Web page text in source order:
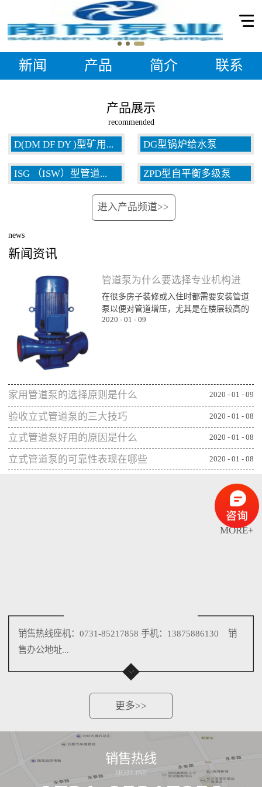
新闻 产品 简介 联系
产品展示
recommended
D(DM DF DY )型矿用... DG型锅炉给水泵
ISG （ISW）型管道... ZPD型自平衡多级泵
进入产品频道>>
news
新闻资讯
MORE+
管道泵为什么要选择专业机构进
行购买
在很多房子装修或入住时都需要安装管道
泵以便对管道增压，尤其是在楼层较高的
楼层为了能顺利用水更对管道增压安装专
一、可获得较规范的售后专业的管道泵生
产机构或厂家往往能更重视售后服务，毕
竟设备类的产品选择专业机构可相应获得
更全面的售后服务，并能及时为出现问题
的管...
2020 - 01 - 09
家用管道泵的选择原则是什么 2020 - 01 - 09
验收立式管道泵的三大技巧 2020 - 01 - 08
立式管道泵好用的原因是什么 2020 - 01 - 08
立式管道泵的可靠性表现在哪些
2020 - 01 - 08
销售热线座机：0731-85217858 手机：13875886130 销
售办公地址...
更多>>
销售热线
HOTLINE